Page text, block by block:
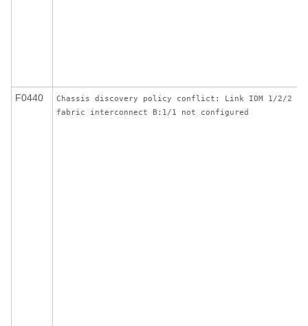
F0440
Chassis discovery policy conflict: Link IOM 1/2/2 to
fabric interconnect B:1/1 not configured